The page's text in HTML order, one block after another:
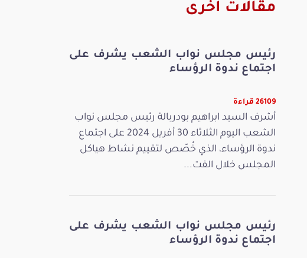
مقالات أخرى
رئيس مجلس نواب الشعب يشرف على
اجتماع ندوة الرؤساء
26109 قراءة
أشرف السيد ابراهيم بودربالة رئيس مجلس نواب
الشعب اليوم الثلاثاء 30 أفريل 2024 على اجتماع
ندوة الرؤساء، الذي خُصّص لتقييم نشاط هياكل
المجلس خلال الفت...
رئيس مجلس نواب الشعب يشرف على
اجتماع ندوة الرؤساء